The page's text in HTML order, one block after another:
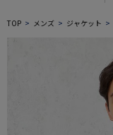
TOP メンズ ジャケット